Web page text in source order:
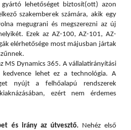
lehetőséget biztosít(ott) azon
szakemberek számára, akik egy
megugrani és megszerezni az új
Ezek az AZ-100, AZ-101, AZ-
elérhetősége most májusban jártak
MS Dynamics 365. A vállalatirányítási
lehet ez a technológia. A
nyújt a felhőalapú rendszerek
ezért nem érdemes
és irány az útvesztő. Nehéz első